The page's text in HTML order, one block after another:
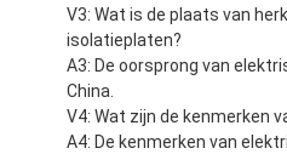
V3: Wat is de plaats van
isolatieplaten?
A3: De oorsprong van
China.
V4: Wat zijn de kenmerken
A4: De kenmerken van